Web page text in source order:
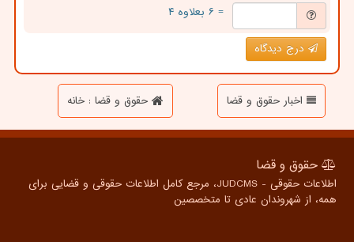
= ۶ بعلاوه ۴
درج دیدگاه
اخبار حقوق و قضا حقوق و قضا : خانه
حقوق و قضا
اطلاعات حقوقی - JUDCMS، مرجع کامل اطلاعات حقوقی و قضایی برای
همه، از شهروندان عادی تا متخصصین